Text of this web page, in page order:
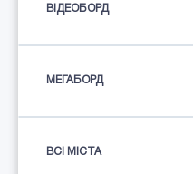
ВІДЕОБОРД
МЕГАБОРД
ВСІ МІСТА